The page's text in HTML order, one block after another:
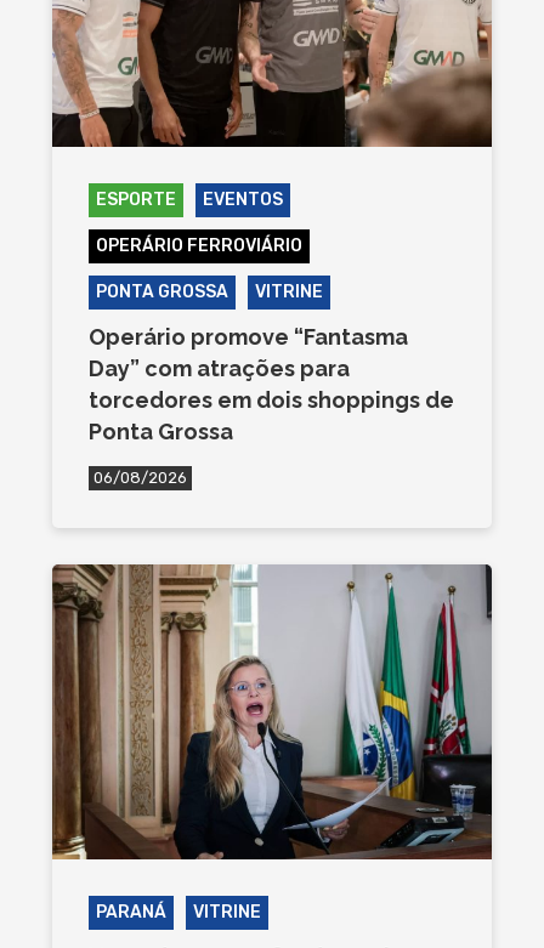
ESPORTE EVENTOS
OPERÁRIO FERROVIÁRIO
PONTA GROSSA VITRINE
Operário promove “Fantasma
Day” com atrações para
torcedores em dois shoppings de
Ponta Grossa
06/08/2026
PARANÁ VITRINE